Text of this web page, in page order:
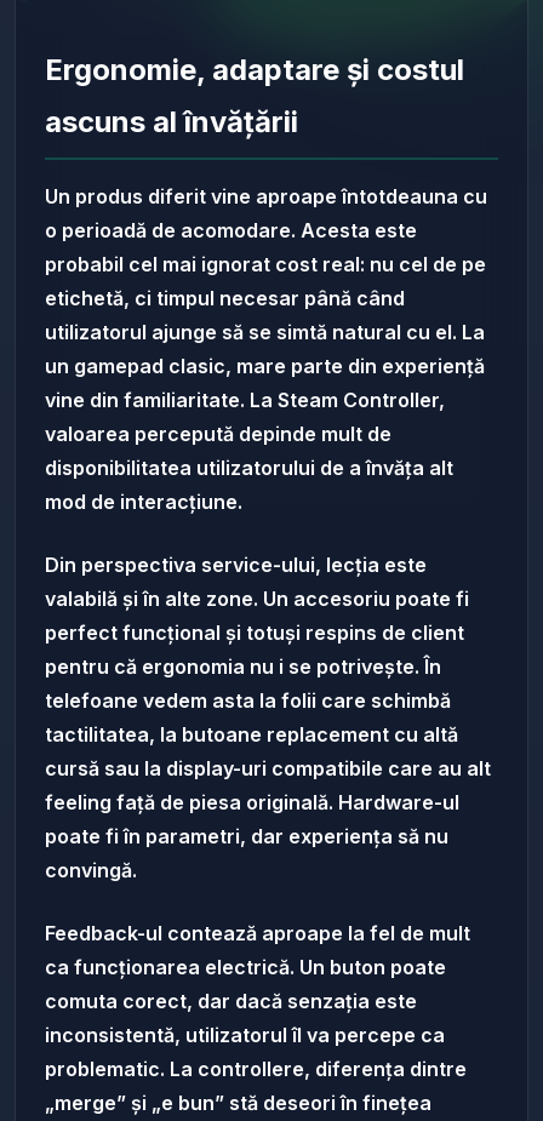
Ergonomie, adaptare și costul
ascuns al învățării
Un produs diferit vine aproape întotdeauna cu
o perioadă de acomodare. Acesta este
probabil cel mai ignorat cost real: nu cel de pe
etichetă, ci timpul necesar până când
utilizatorul ajunge să se simtă natural cu el. La
un gamepad clasic, mare parte din experiență
vine din familiaritate. La Steam Controller,
valoarea percepută depinde mult de
disponibilitatea utilizatorului de a învăța alt
mod de interacțiune.
Din perspectiva service-ului, lecția este
valabilă și în alte zone. Un accesoriu poate fi
perfect funcțional și totuși respins de client
pentru că ergonomia nu i se potrivește. În
telefoane vedem asta la folii care schimbă
tactilitatea, la butoane replacement cu altă
cursă sau la display-uri compatibile care au alt
feeling față de piesa originală. Hardware-ul
poate fi în parametri, dar experiența să nu
convingă.
Feedback-ul contează aproape la fel de mult
ca funcționarea electrică. Un buton poate
comuta corect, dar dacă senzația este
inconsistentă, utilizatorul îl va percepe ca
problematic. La controllere, diferența dintre
„merge” și „e bun” stă deseori în finețea